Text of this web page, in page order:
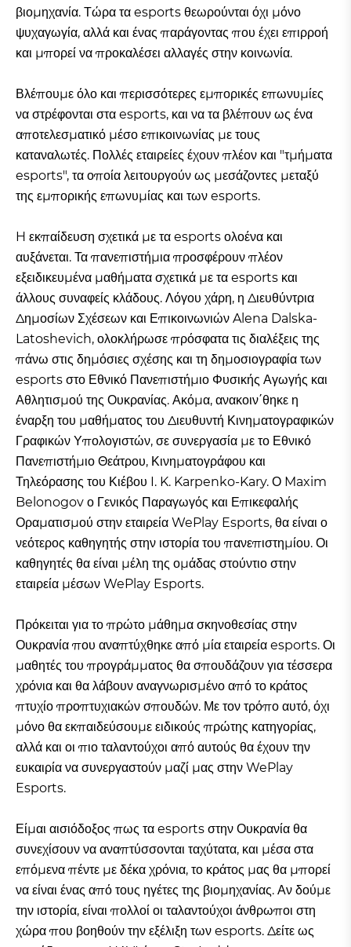
βιομηχανία. Τώρα τα esports θεωρούνται όχι μόνο
ψυχαγωγία, αλλά και ένας παράγοντας που έχει επιρροή
και μπορεί να προκαλέσει αλλαγές στην κοινωνία.
Βλέπουμε όλο και περισσότερες εμπορικές επωνυμίες
να στρέφονται στα esports, και να τα βλέπουν ως ένα
αποτελεσματικό μέσο επικοινωνίας με τους
καταναλωτές. Πολλές εταιρείες έχουν πλέον και "τμήματα
esports", τα οποία λειτουργούν ως μεσάζοντες μεταξύ
της εμπορικής επωνυμίας και των esports.
H εκπαίδευση σχετικά με τα esports ολοένα και
αυξάνεται. Τα πανεπιστήμια προσφέρουν πλέον
εξειδικευμένα μαθήματα σχετικά με τα esports και
άλλους συναφείς κλάδους. Λόγου χάρη, η Διευθύντρια
Δημοσίων Σχέσεων και Επικοινωνιών Alena Dalska-
Latoshevich, ολοκλήρωσε πρόσφατα τις διαλέξεις της
πάνω στις δημόσιες σχέσης και τη δημοσιογραφία των
esports στο Εθνικό Πανεπιστήμιο Φυσικής Αγωγής και
Αθλητισμού της Ουκρανίας. Ακόμα, ανακοιν΄θηκε η
έναρξη του μαθήματος του Διευθυντή Κινηματογραφικών
Γραφικών Υπολογιστών, σε συνεργασία με το Εθνικό
Πανεπιστήμιο Θεάτρου, Κινηματογράφου και
Τηλεόρασης του Κιέβου I. K. Karpenko-Kary. Ο Maxim
Belonogov ο Γενικός Παραγωγός και Επικεφαλής
Οραματισμού στην εταιρεία WePlay Esports, θα είναι ο
νεότερος καθηγητής στην ιστορία του πανεπιστημίου. Οι
καθηγητές θα είναι μέλη της ομάδας στούντιο στην
εταιρεία μέσων WePlay Esports.
Πρόκειται για το πρώτο μάθημα σκηνοθεσίας στην
Ουκρανία που αναπτύχθηκε από μία εταιρεία esports. Οι
μαθητές του προγράμματος θα σπουδάζουν για τέσσερα
χρόνια και θα λάβουν αναγνωρισμένο από το κράτος
πτυχίο προπτυχιακών σπουδών. Με τον τρόπο αυτό, όχι
μόνο θα εκπαιδεύσουμε ειδικούς πρώτης κατηγορίας,
αλλά και οι πιο ταλαντούχοι από αυτούς θα έχουν την
ευκαιρία να συνεργαστούν μαζί μας στην WePlay
Esports.
Είμαι αισιόδοξος πως τα esports στην Ουκρανία θα
συνεχίσουν να αναπτύσσονται ταχύτατα, και μέσα στα
επόμενα πέντε με δέκα χρόνια, το κράτος μας θα μπορεί
να είναι ένας από τους ηγέτες της βιομηχανίας. Αν δούμε
την ιστορία, είναι πολλοί οι ταλαντούχοι άνθρωποι στη
χώρα που βοηθούν την εξέλιξη των esports. Δείτε ως